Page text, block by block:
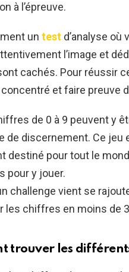
à l’épreuve.
un test d’analyse où
l’image et
cachés. Pour réussir
et faire preuve
de 0 à 9 peuvent y
de discernement. Ce jeu
destiné pour tout le
pour y jouer.
challenge vient se
les chiffres en moins de
trouver les